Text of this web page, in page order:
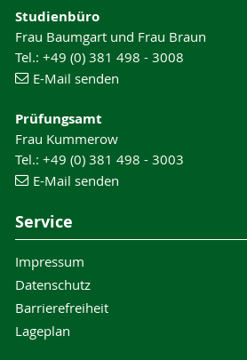
Studienbüro
Frau Baumgart und Frau Braun
Tel.: +49 (0) 381 498 - 3008
E-Mail senden
Prüfungsamt
Frau Kummerow
Tel.: +49 (0) 381 498 - 3003
E-Mail senden
Service
Impressum
Datenschutz
Barrierefreiheit
Lageplan